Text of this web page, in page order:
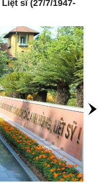
sĩ (27/7/1947-